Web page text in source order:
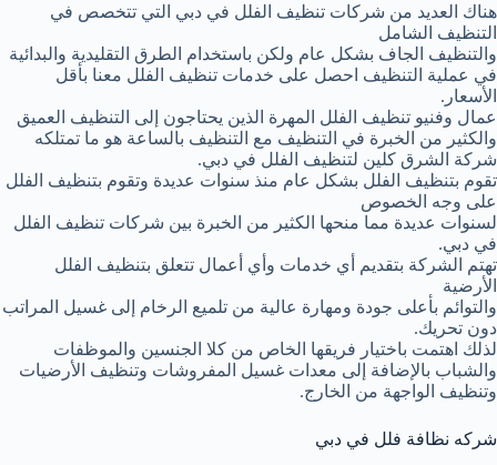
هناك العديد من شركات تنظيف الفلل في دبي التي تتخصص في
التنظيف الشامل
والتنظيف الجاف بشكل عام ولكن باستخدام الطرق التقليدية والبدائية
في عملية التنظيف احصل على خدمات تنظيف الفلل معنا بأقل
الأسعار.
عمال وفنيو تنظيف الفلل المهرة الذين يحتاجون إلى التنظيف العميق
والكثير من الخبرة في التنظيف مع التنظيف بالساعة هو ما تمتلكه
شركة الشرق كلين لتنظيف الفلل في دبي.
تقوم بتنظيف الفلل بشكل عام منذ سنوات عديدة وتقوم بتنظيف الفلل
على وجه الخصوص
لسنوات عديدة مما منحها الكثير من الخبرة بين شركات تنظيف الفلل
في دبي.
تهتم الشركة بتقديم أي خدمات وأي أعمال تتعلق بتنظيف الفلل
الأرضية
والتوائم بأعلى جودة ومهارة عالية من تلميع الرخام إلى غسيل المراتب
دون تحريك.
لذلك اهتمت باختيار فريقها الخاص من كلا الجنسين والموظفات
والشباب بالإضافة إلى معدات غسيل المفروشات وتنظيف الأرضيات
وتنظيف الواجهة من الخارج.
شركه نظافة فلل في دبي